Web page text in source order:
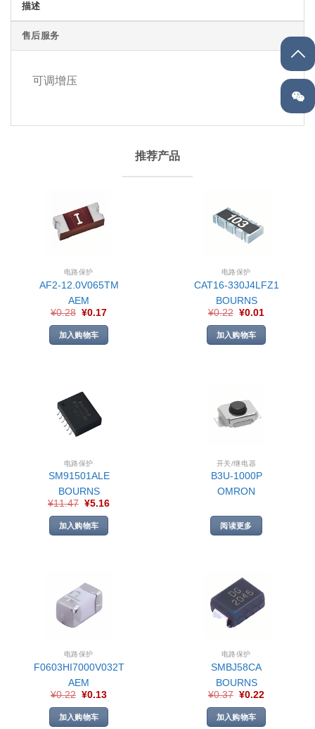
描述
售后服务
可调增压
推荐产品
电路保护
AF2-12.0V065TM
AEM
¥0.28 ¥0.17
加入购物车
电路保护
CAT16-330J4LFZ1
BOURNS
¥0.22 ¥0.01
加入购物车
电路保护
SM91501ALE
BOURNS
¥11.47 ¥5.16
加入购物车
开关/继电器
B3U-1000P
OMRON
阅读更多
电路保护
F0603HI7000V032T
AEM
¥0.22 ¥0.13
加入购物车
电路保护
SMBJ58CA
BOURNS
¥0.37 ¥0.22
加入购物车